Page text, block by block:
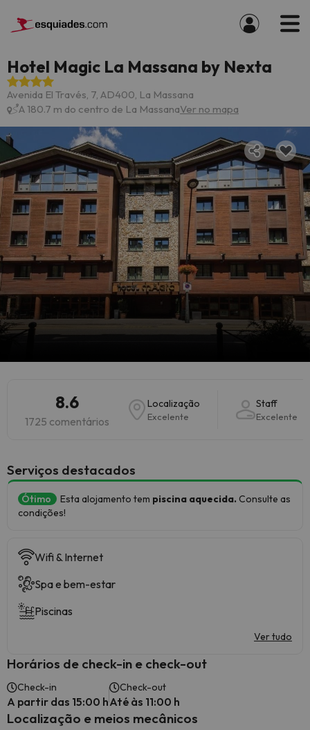
Hotel Magic La Massana by Nexta
Avenida El Través, 7, AD400, La Massana
A 180.7 m do centro de La MassanaVer no mapa
8.6
1725 comentários
Localização
Excelente
Staff
Excelente
Serviços destacados
Ótimo Esta alojamento tem piscina aquecida. Consulte as
condições!
Wifi & Internet
Spa e bem-estar
Piscinas
Ver tudo
Horários de check-in e check-out
Check-in
A partir das 15:00 h
Check-out
Até às 11:00 h
Localização e meios mecânicos